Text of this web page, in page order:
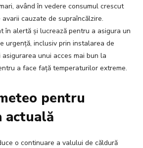
având în vedere consumul crescut
cauzate de supraîncălzire.
în alertă și lucrează pentru a asigura un
urgență, inclusiv prin instalarea de
unui acces mai bun la
a face față temperaturilor extreme.
pentru
actuală
o continuare a valului de căldură